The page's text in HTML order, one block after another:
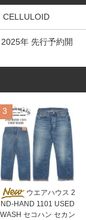
CELLULOID
年 先行予約開
3
ウエアハウス 2
ND-HAND 1101 USED
WASH セコハン セカン